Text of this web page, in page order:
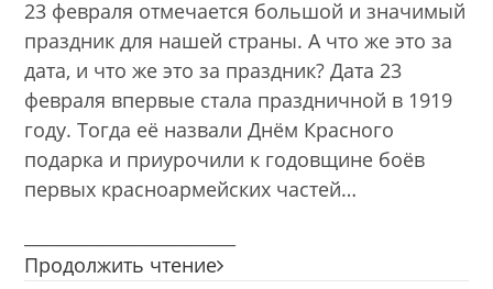
23 февраля отмечается большой и значимый
праздник для нашей страны. А что же это за
дата, и что же это за праздник? Дата 23
февраля впервые стала праздничной в 1919
году. Тогда её назвали Днём Красного
подарка и приурочили к годовщине боёв
первых красноармейских частей…
Продолжить чтение Былинные